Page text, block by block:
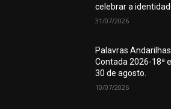
celebrar a
31/07/2026
Palavras
Contada 2026-18ª
30 de agosto.
10/07/2026